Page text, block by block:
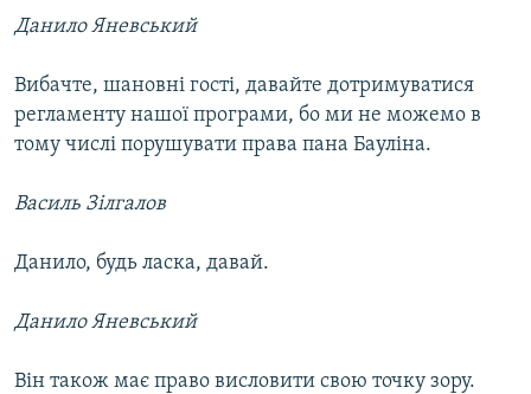
Данило Яневський
Вибачте, шановні гості, давайте дотримуватися
регламенту нашої програми, бо ми не можемо в
тому числі порушувати права пана Бауліна.
Василь Зілгалов
Данило, будь ласка, давай.
Данило Яневський
Він також має право висловити свою точку зору.